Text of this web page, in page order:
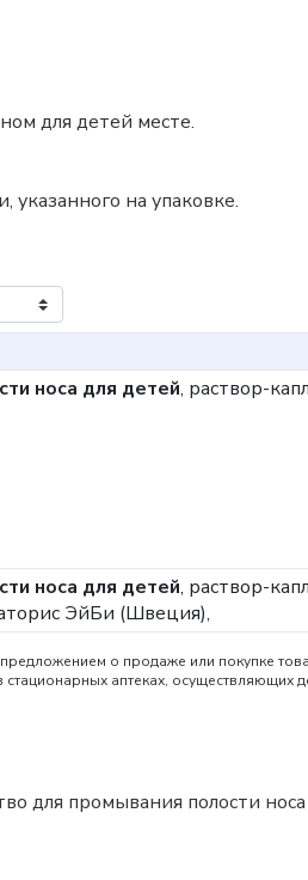
для детей месте.
указанного на упаковке.
носа для детей, раствор-
носа для детей, раствор-
ЭйБи (Швеция),
о продаже или покупке
аптеках, осуществляющих
для промывания полости носа